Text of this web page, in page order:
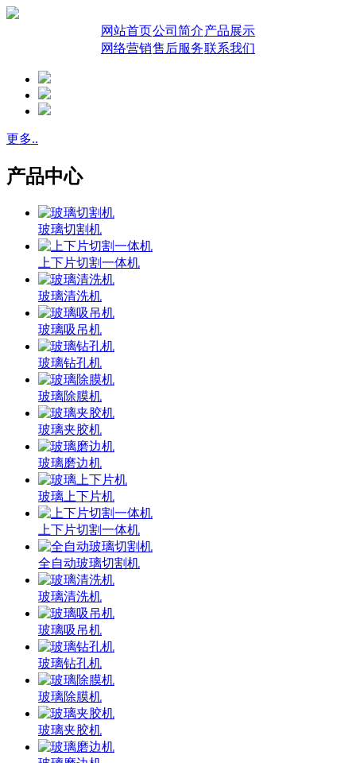
网站首页公司简介产品展示
网络营销售后服务联系我们
更多..
产品中心
玻璃切割机
上下片切割一体机
玻璃清洗机
玻璃吸吊机
玻璃钻孔机
玻璃除膜机
玻璃夹胶机
玻璃磨边机
玻璃上下片机
上下片切割一体机
全自动玻璃切割机
玻璃清洗机
玻璃吸吊机
玻璃钻孔机
玻璃除膜机
玻璃夹胶机